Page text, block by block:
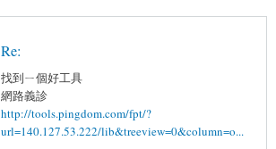
Re:
找到ㄧ個好工具
網路義診
http://tools.pingdom.com/fpt/?
url=140.127.53.222/lib&treeview=0&column=o...